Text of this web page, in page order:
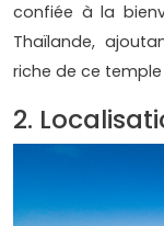
confiée à la
Thaïlande,
riche de ce
2.